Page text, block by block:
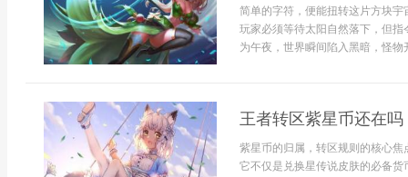
简单的字符，便能扭转这片方块
玩家必须等待太阳自然落下，但
为午夜，世界瞬间陷入黑暗，怪物
王者转区紫星币还在
紫星币的归属，转区规则的核心
它不仅是兑换星传说皮肤的必备